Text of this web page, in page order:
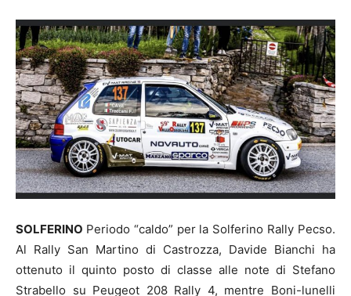
SOLFERINO Periodo “caldo” per la Solferino Rally Pecso.
Al Rally San Martino di Castrozza, Davide Bianchi ha
ottenuto il quinto posto di classe alle note di Stefano
Strabello su Peugeot 208 Rally 4, mentre Boni-lunelli